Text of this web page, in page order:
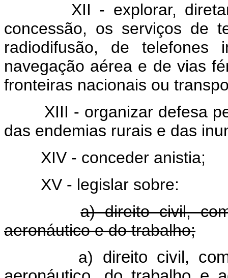
XII - explorar,
concessão, os serviços de
radiodifusão, de telefones
navegação aérea e de vias
fronteiras nacionais ou
XIII - organizar defesa
das endemias rurais e das
XIV - conceder anistia;
XV - legislar sobre:
a) direito civil,
aeronáutico e do trabalho;
a) direito civil,